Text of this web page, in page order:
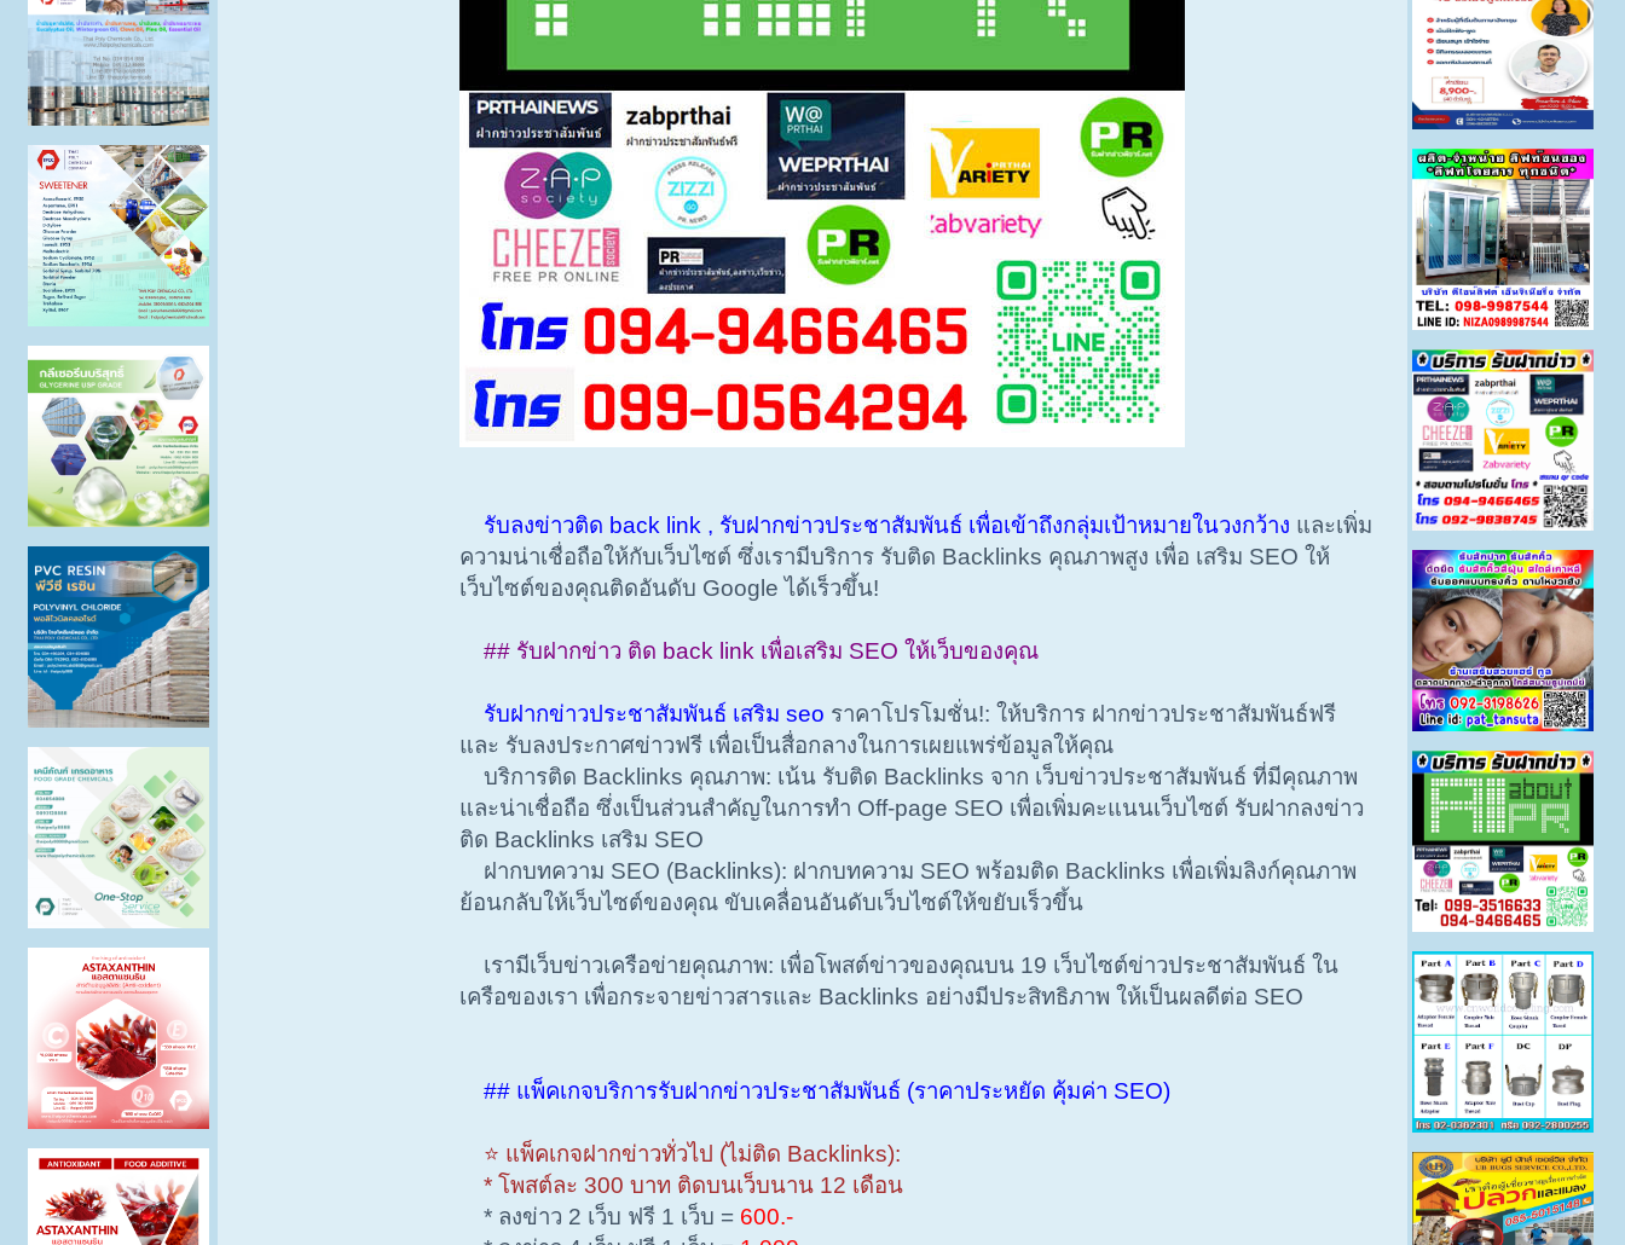
รับลงข่าวติด back link , รับฝากข่าวประชาสัมพันธ์ เพื่อเข้าถึงกลุ่มเป้าหมายในวงกว้าง และเพิ่ม
ความน่าเชื่อถือให้กับเว็บไซต์ ซึ่งเรามีบริการ รับติด Backlinks คุณภาพสูง เพื่อ เสริม SEO ให้
เว็บไซต์ของคุณติดอันดับ Google ได้เร็วขึ้น!
## รับฝากข่าว ติด back link เพื่อเสริม SEO ให้เว็บของคุณ
รับฝากข่าวประชาสัมพันธ์ เสริม seo ราคาโปรโมชั่น!: ให้บริการ ฝากข่าวประชาสัมพันธ์ฟรี
และ รับลงประกาศข่าวฟรี เพื่อเป็นสื่อกลางในการเผยแพร่ข้อมูลให้คุณ
บริการติด Backlinks คุณภาพ: เน้น รับติด Backlinks จาก เว็บข่าวประชาสัมพันธ์ ที่มีคุณภาพ
และน่าเชื่อถือ ซึ่งเป็นส่วนสำคัญในการทำ Off-page SEO เพื่อเพิ่มคะแนนเว็บไซต์ รับฝากลงข่าว
ติด Backlinks เสริม SEO
ฝากบทความ SEO (Backlinks): ฝากบทความ SEO พร้อมติด Backlinks เพื่อเพิ่มลิงก์คุณภาพ
ย้อนกลับให้เว็บไซต์ของคุณ ขับเคลื่อนอันดับเว็บไซต์ให้ขยับเร็วขึ้น
เรามีเว็บข่าวเครือข่ายคุณภาพ: เพื่อโพสต์ข่าวของคุณบน 19 เว็บไซต์ข่าวประชาสัมพันธ์ ใน
เครือของเรา เพื่อกระจายข่าวสารและ Backlinks อย่างมีประสิทธิภาพ ให้เป็นผลดีต่อ SEO
## แพ็คเกจบริการรับฝากข่าวประชาสัมพันธ์ (ราคาประหยัด คุ้มค่า SEO)
⭐ แพ็คเกจฝากข่าวทั่วไป (ไม่ติด Backlinks):
* โพสต์ละ 300 บาท ติดบนเว็บนาน 12 เดือน
* ลงข่าว 2 เว็บ ฟรี 1 เว็บ =600.-